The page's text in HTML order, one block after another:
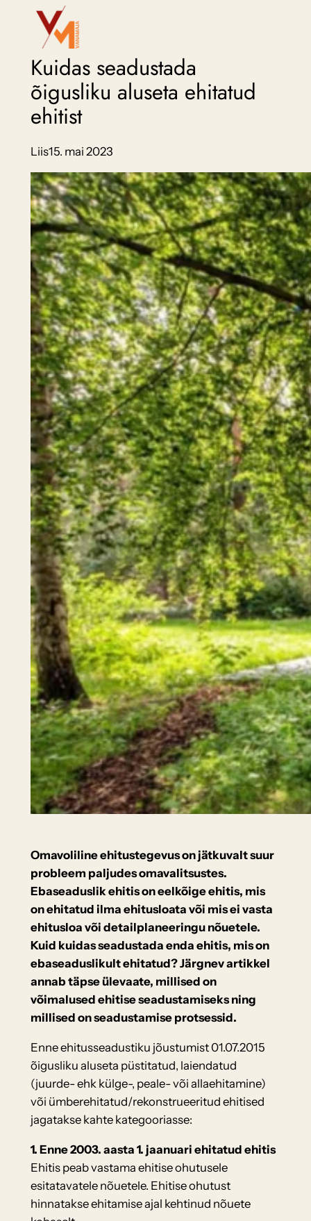
Kuidas seadustada
õigusliku aluseta ehitatud
ehitist
Liis15. mai 2023
Omavoliline ehitustegevus on jätkuvalt suur
probleem paljudes omavalitsustes.
Ebaseaduslik ehitis on eelkõige ehitis, mis
on ehitatud ilma ehitusloata või mis ei vasta
ehitusloa või detailplaneeringu nõuetele.
Kuid kuidas seadustada enda ehitis, mis on
ebaseaduslikult ehitatud? Järgnev artikkel
annab täpse ülevaate, millised on
võimalused ehitise seadustamiseks ning
millised on seadustamise protsessid.
Enne ehitusseadustiku jõustumist 01.07.2015
õigusliku aluseta püstitatud, laiendatud
(juurde- ehk külge-, peale- või allaehitamine)
või ümberehitatud/rekonstrueeritud ehitised
jagatakse kahte kategooriasse:
1. Enne 2003. aasta 1. jaanuari ehitatud ehitis
Ehitis peab vastama ehitise ohutusele
esitatavatele nõuetele. Ehitise ohutust
hinnatakse ehitamise ajal kehtinud nõuete